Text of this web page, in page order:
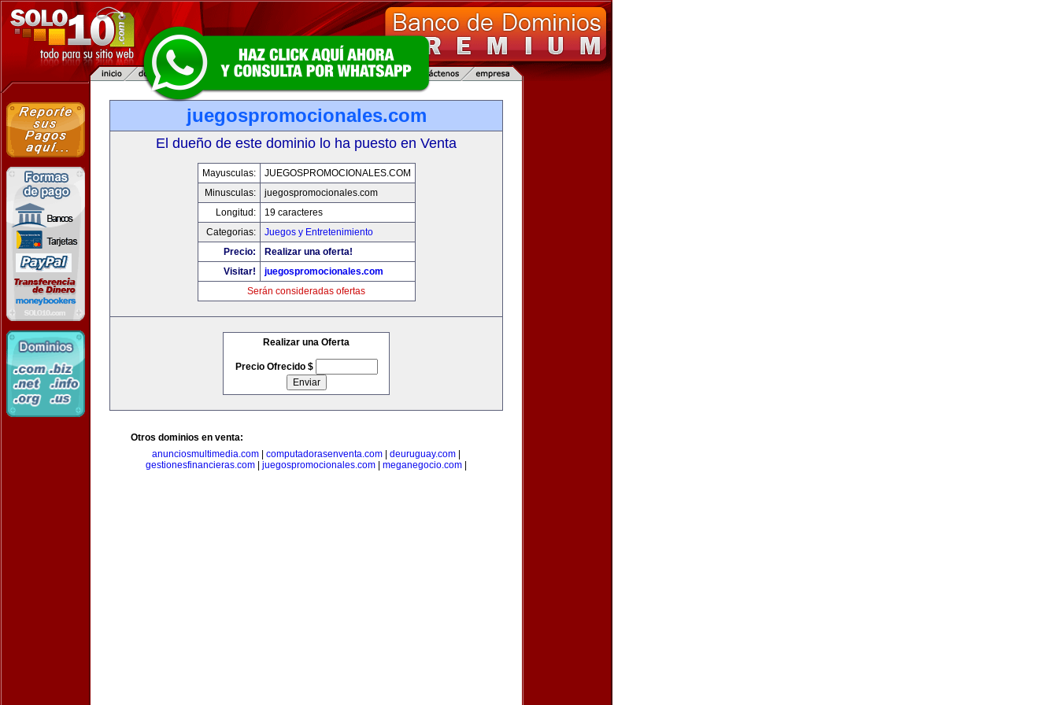
juegospromocionales.com
El dueño de este dominio lo ha puesto en Venta
Mayusculas:
JUEGOSPROMOCIONALES.COM
Minusculas:
juegospromocionales.com
Longitud:
19 caracteres
Categorias:
Juegos y Entretenimiento
Precio:
Realizar una oferta!
Visitar!
juegospromocionales.com
Serán consideradas ofertas
Realizar una Oferta
Precio Ofrecido $
Otros dominios en venta:
anunciosmultimedia.com
computadorasenventa.com deuruguay.com
gestionesfinancieras.com
juegospromocionales.com meganegocio.com